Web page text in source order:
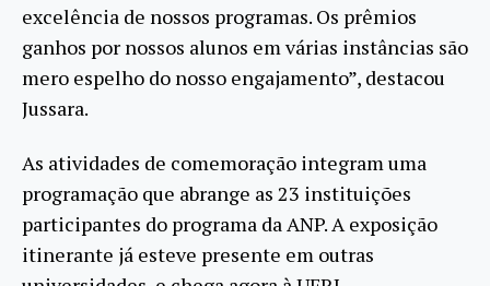
excelência de nossos programas. Os prêmios
ganhos por nossos alunos em várias instâncias são
mero espelho do nosso engajamento”, destacou
Jussara.
As atividades de comemoração integram uma
programação que abrange as 23 instituições
participantes do programa da ANP. A exposição
itinerante já esteve presente em outras